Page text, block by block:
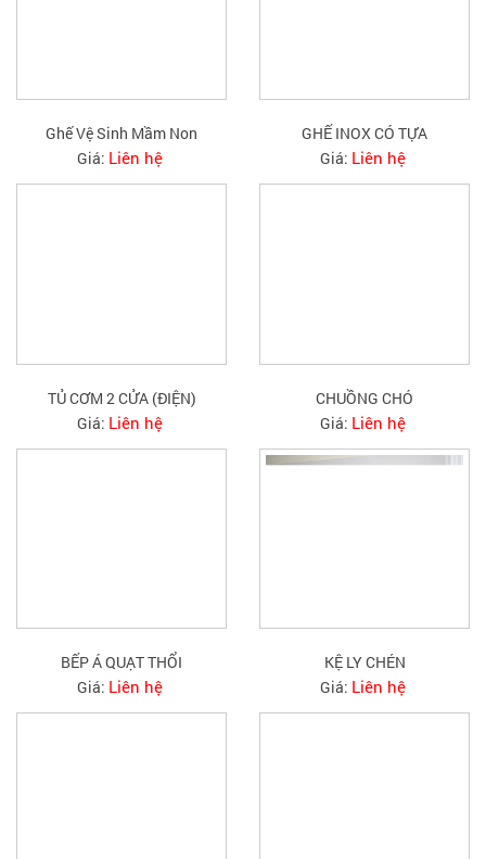
Ghế Vệ Sinh Mầm Non
Giá: Liên hệ
GHẾ INOX CÓ TỰA
Giá: Liên hệ
TỦ CƠM 2 CỬA (ĐIỆN)
Giá: Liên hệ
CHUỒNG CHÓ
Giá: Liên hệ
BẾP Á QUẠT THỔI
Giá: Liên hệ
KỆ LY CHÉN
Giá: Liên hệ